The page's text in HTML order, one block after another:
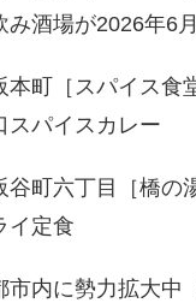
み酒場が2026年6
本町［スパイス食
スパイスカレー
谷町六丁目［橋の
イ定食
市内に勢力拡大中